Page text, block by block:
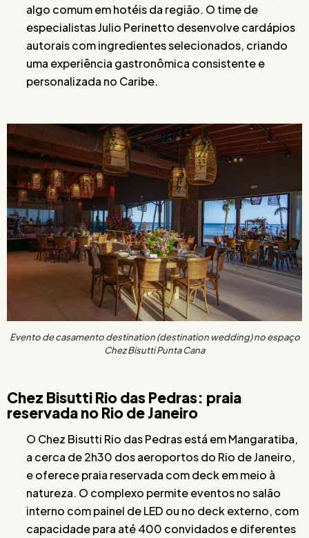
algo comum em hotéis da região. O time de
especialistas Julio Perinetto desenvolve cardápios
autorais com ingredientes selecionados, criando
uma experiência gastronômica consistente e
personalizada no Caribe.
Evento de casamento destination (destination wedding) no espaço
Chez Bisutti Punta Cana
Chez Bisutti Rio das Pedras: praia
reservada no Rio de Janeiro
O Chez Bisutti Rio das Pedras está em Mangaratiba,
a cerca de 2h30 dos aeroportos do Rio de Janeiro,
e oferece praia reservada com deck em meio à
natureza. O complexo permite eventos no salão
interno com painel de LED ou no deck externo, com
capacidade para até 400 convidados e diferentes